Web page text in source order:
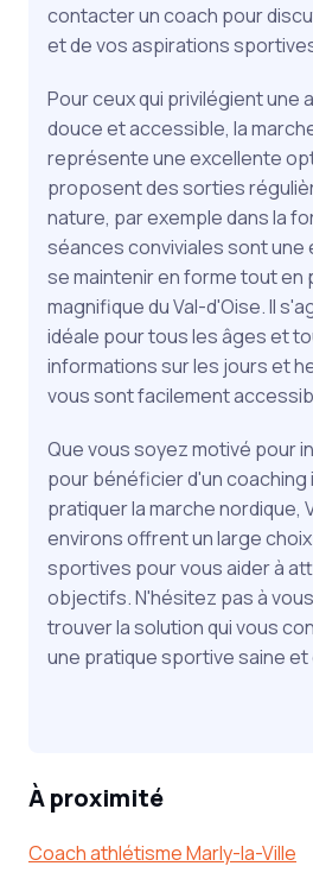
contacter un coach pour
et de vos aspirations
Pour ceux qui privilégient une
douce et accessible, la
représente une excellente
proposent des sorties
nature, par exemple dans la
séances conviviales sont une
se maintenir en forme tout en
magnifique du Val-d'Oise. Il
idéale pour tous les âges et
informations sur les jours et
vous sont facilement
Que vous soyez motivé pour
pour bénéficier d'un coaching
pratiquer la marche nordique,
environs offrent un large
sportives pour vous aider à
objectifs. N'hésitez pas à
trouver la solution qui vous
une pratique sportive saine
À proximité
Coach athlétisme Marly-la-Ville